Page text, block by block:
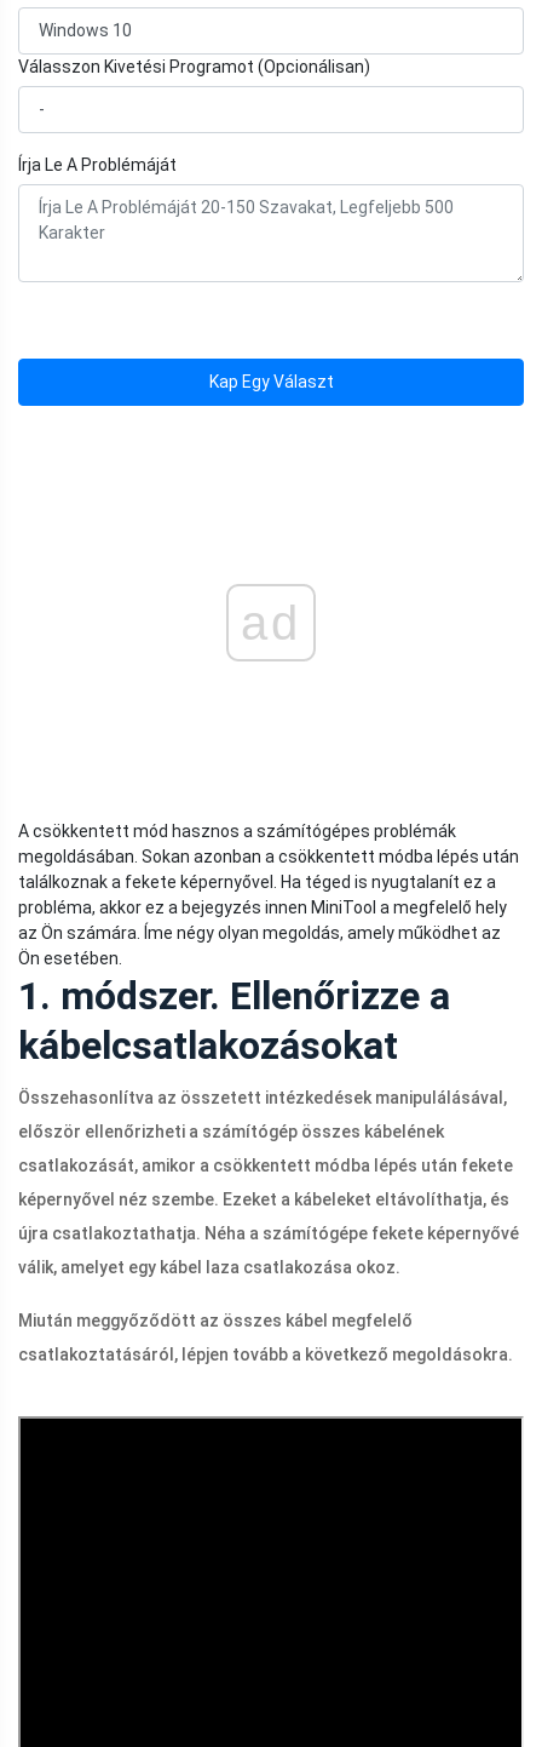
Válasszon Kivetési Programot (Opcionálisan)
Írja Le A Problémáját
Kap Egy Választ
ad
A csökkentett mód hasznos a számítógépes problémák
megoldásában. Sokan azonban a csökkentett módba lépés után
találkoznak a fekete képernyővel. Ha téged is nyugtalanít ez a
probléma, akkor ez a bejegyzés innen MiniTool a megfelelő hely
az Ön számára. Íme négy olyan megoldás, amely működhet az
Ön esetében.
1. módszer. Ellenőrizze a
kábelcsatlakozásokat
Összehasonlítva az összetett intézkedések manipulálásával,
először ellenőrizheti a számítógép összes kábelének
csatlakozását, amikor a csökkentett módba lépés után fekete
képernyővel néz szembe. Ezeket a kábeleket eltávolíthatja, és
újra csatlakoztathatja. Néha a számítógépe fekete képernyővé
válik, amelyet egy kábel laza csatlakozása okoz.
Miután meggyőződött az összes kábel megfelelő
csatlakoztatásáról, lépjen tovább a következő megoldásokra.